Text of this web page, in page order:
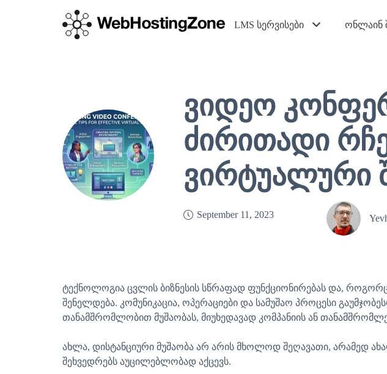
LMS სერვისები ონლაინ
ვიდეო
ძირითადი
ვირტუალური
September 11, 2023
ტექნოლოგია ცვლის ბიზნესის სწრაფად ფუნქციონირებას და,
შენელდება. კომუნიკაცია, ოპერაციები და სამუშაო პროცესი
თანამშრომლობით მუშაობას, მიუხედავად კომპანიის ან
ახლა, დისტანციური მუშაობა არ არის მხოლოდ შეღავათი, არამედ
შეხვედრებს აუცილებლობად აქცევს.